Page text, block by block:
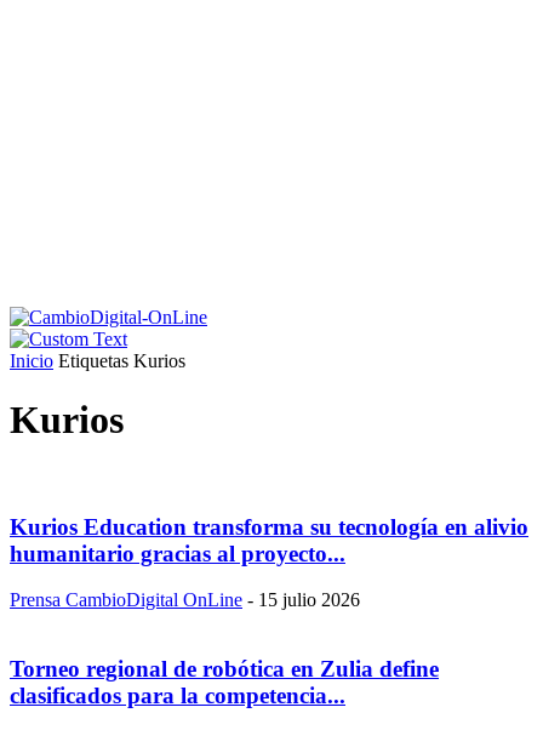
Inicio Etiquetas Kurios
Kurios
Kurios Education transforma su tecnología en alivio
humanitario gracias al proyecto...
Prensa CambioDigital OnLine - 15 julio 2026
Torneo regional de robótica en Zulia define
clasificados para la competencia...